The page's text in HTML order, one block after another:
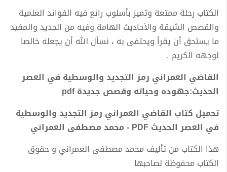
الكتاب رحلة ممتعة وتميز بأسلوب رائع فيه الفوائد العلمية
والقصص الشيقة والأحاديث الهامة وفيه من الجديد والمفيد
ما يستحق أن يقرأ ويحتفى به ، نسأل الله أن يجعله خالصا
لوجهه الكريم .
القاضي العمراني رمز التجديد والوسطية في العصر
الحديث:جهوده وحياته وقصص جديدة pdf
تحميل كتاب القاضي العمراني رمز التجديد والوسطية
في العصر الحديث PDF - محمد مصطفى العمراني
هذا الكتاب من تأليف محمد مصطفى العمراني و حقوق
الكتاب محفوظة لصاحبها